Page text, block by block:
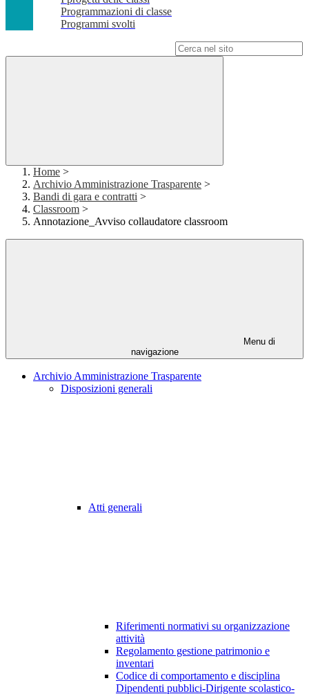
Programmazioni di classe
Programmi svolti
Home >
Archivio Amministrazione Trasparente >
Bandi di gara e contratti >
Classroom >
Annotazione_Avviso collaudatore classroom
Menu di
navigazione
Archivio Amministrazione Trasparente
Disposizioni generali
Atti generali
Riferimenti normativi su organizzazione
attività
Regolamento gestione patrimonio e
inventari
Codice di comportamento e disciplina
Dipendenti pubblici-Dirigente scolastico-